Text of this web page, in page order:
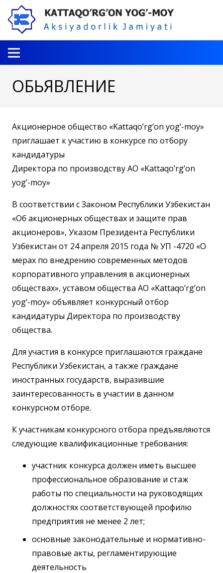
ОБЬЯВЛЕНИЕ
Акционерное общество «Kattaqo’rg’on yog’-moy»
приглашает к участию в конкурсе по отбору
кандидатуры
Директора по производству АО «Kattaqo’rg’on
yog’-moy»
В соответствии с Законом Республики Узбекистан
«Об акционерных обществах и защите прав
акционеров», Указом Президента Республики
Узбекистан от 24 апреля 2015 года № УП -4720 «О
мерах по внедрению современных методов
корпоративного управления в акционерных
обществах», уставом общества АО «Kattaqo’rg’on
yog’-moy» объявляет конкурсный отбор
кандидатуры Директора по производству
общества.
Для участия в конкурсе приглашаются граждане
Республики Узбекистан, а также граждане
иностранных государств, выразившие
заинтересованность в участии в данном
конкурсном отборе.
К участникам конкурсного отбора предъявляются
следующие квалификационные требования:
участник конкурса должен иметь высшее
профессиональное образование и стаж
работы по специальности на руководящих
должностях соответствующей профилю
предприятия не менее 2 лет;
основные законодательные и нормативно-
правовые акты, регламентирующие
деятельность